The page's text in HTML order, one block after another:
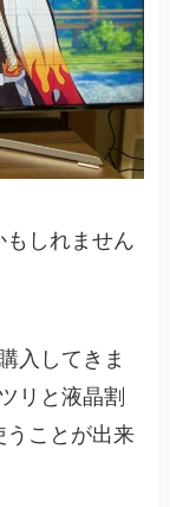
もしれません
入してきま
リと液晶割
うことが出来